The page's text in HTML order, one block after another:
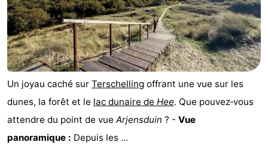
Un joyau caché sur Terschelling offrant une vue sur les
dunes, la forêt et le lac dunaire de Hee. Que pouvez‑vous
attendre du point de vue Arjensduin ? - Vue
panoramique : Depuis les ...